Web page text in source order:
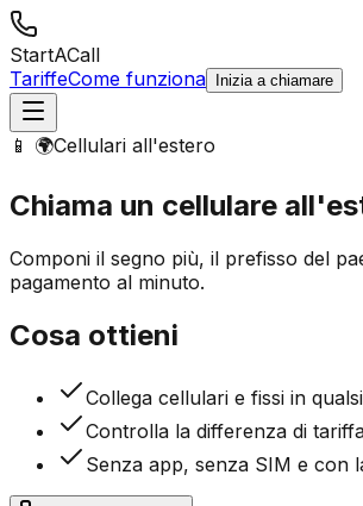
StartACall
TariffeCome funziona Inizia a chiamare
📱 🌍Cellulari all'estero
Chiama un cellulare
Componi il segno più, il prefisso del
pagamento al minuto.
Cosa ottieni
Collega cellulari e fissi in
Controlla la differenza di
Senza app, senza SIM e con